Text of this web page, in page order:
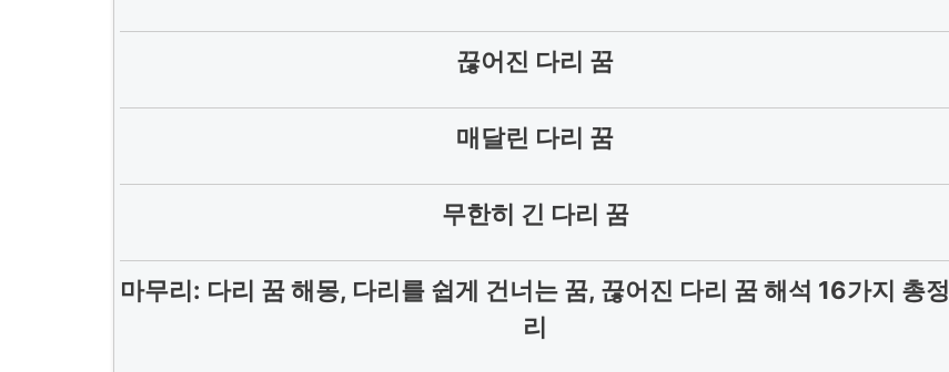
끊어진 다리 꿈
매달린 다리 꿈
무한히 긴 다리 꿈
마무리: 다리 꿈 해몽, 다리를 쉽게 건너는 꿈, 끊어진 다리 꿈 해석 16가지 총정
리